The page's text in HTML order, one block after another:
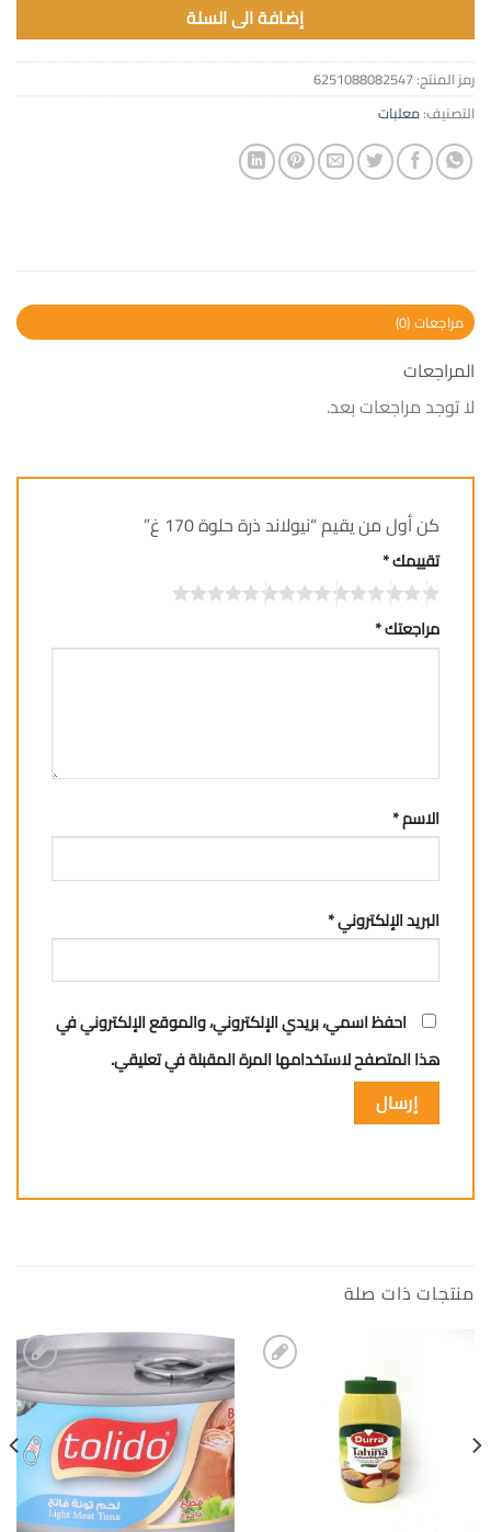
إضافة الى السلة
رمز المنتج:6251088082547
التصنيف:معلبات
مراجعات (0)
المراجعات
لا توجد مراجعات بعد.
كن أول من يقيم “نيولاند ذرة حلوة 170 غ”
تقييمك*
مراجعتك*
الاسم*
البريد الإلكتروني*
احفظ اسمي، بريدي الإلكتروني، والموقع الإلكتروني في
هذا المتصفح لاستخدامها المرة المقبلة في تعليقي.
منتجات ذات صلة
إضافة
الى
المفضلة